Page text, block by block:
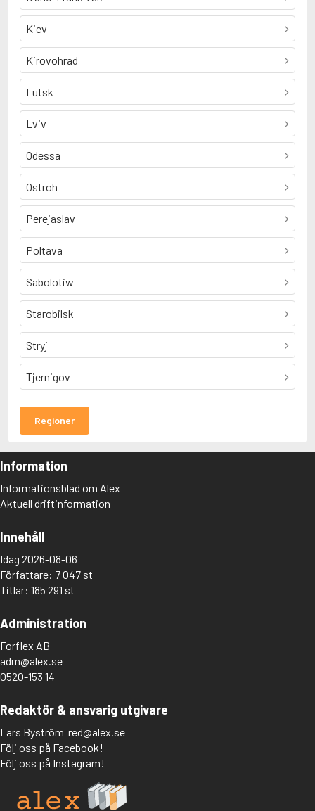
Kiev
Kirovohrad
Lutsk
Lviv
Odessa
Ostroh
Perejaslav
Poltava
Sabolotiw
Starobilsk
Stryj
Tjernigov
Regioner
Information
Informationsblad om Alex
Aktuell driftinformation
Innehåll
Idag 2026-08-06
Författare: 7 047 st
Titlar: 185 291 st
Administration
Forflex AB
adm@alex.se
0520-153 14
Redaktör & ansvarig utgivare
Lars Byström red@alex.se
Följ oss på Facebook!
Följ oss på Instagram!